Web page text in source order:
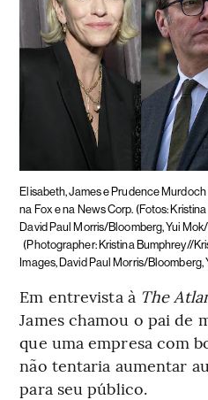
Elisabeth, James e Prudence Murdoch
na Fox e na News Corp. (Fotos:
David Paul Morris/Bloomberg, Yui
(Photographer: Kristina Bumphrey//
Images, David Paul Morris/Bloomberg,
Em entrevista à The
James chamou o pai de
que uma empresa com
não tentaria aumentar
para seu público.